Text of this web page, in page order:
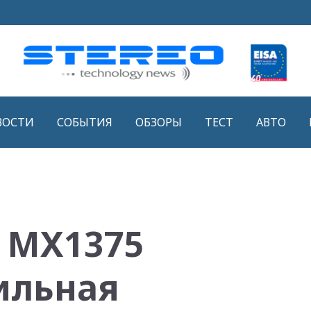
СОБЫТИЯ ОБЗОРЫ ТЕСТ АВТО